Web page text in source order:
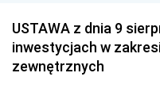
USTAWA z dnia 9
inwestycjach w
zewnętrznych